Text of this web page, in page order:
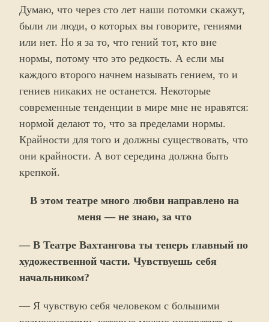
Думаю, что через сто лет наши потомки скажут,
были ли люди, о которых вы говорите, гениями
или нет. Но я за то, что гений тот, кто вне
нормы, потому что это редкость. А если мы
каждого второго начнем называть гением, то и
гениев никаких не останется. Некоторые
современные тенденции в мире мне не нравятся:
нормой делают то, что за пределами нормы.
Крайности для того и должны существовать, что
они крайности. А вот середина должна быть
крепкой.
В этом театре много любви направлено на
меня — не знаю, за что
— В Театре Вахтангова ты теперь главный по
художественной части. Чувствуешь себя
начальником?
— Я чувствую себя человеком с большими